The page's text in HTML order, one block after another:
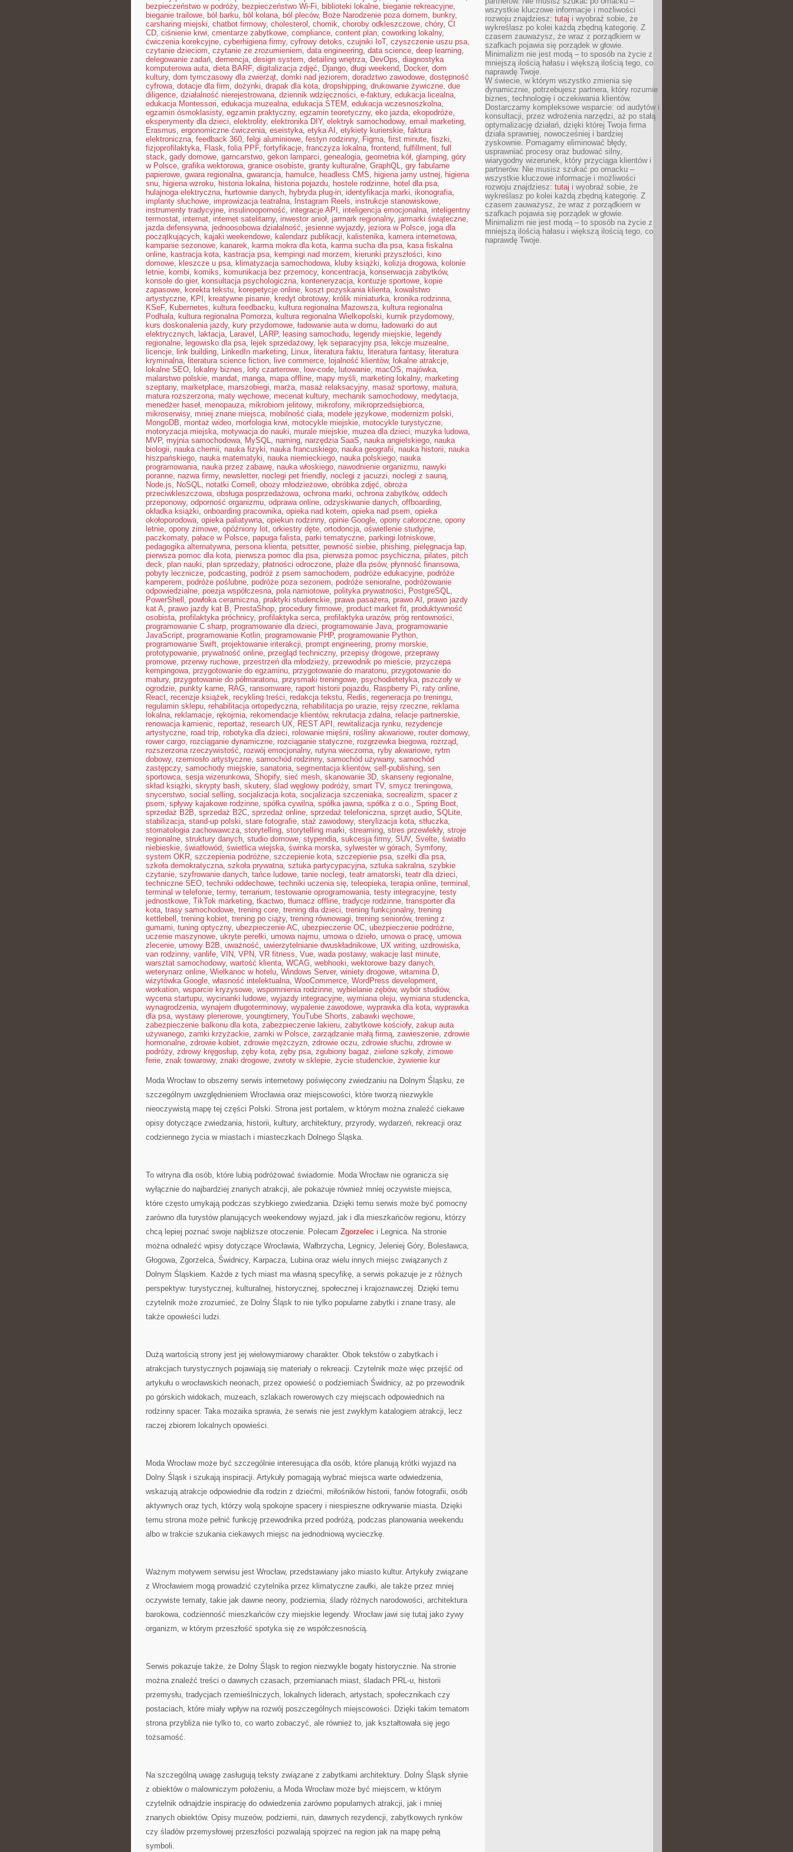
bezpieczeństwo w podróży, bezpieczeństwo Wi-Fi, biblioteki lokalne, bieganie rekreacyjne,
bieganie trailowe, ból barku, ból kolana, ból pleców, Boże Narodzenie poza domem, bunkry,
carsharing miejski, chatbot firmowy, cholesterol , chomik, choroby odkleszczowe, chóry, CI
CD, ciśnienie krwi, cmentarze zabytkowe, compliance, content plan, coworking lokalny,
ćwiczenia korekcyjne, cyberhigiena firmy, cyfrowy detoks, czujniki IoT, czyszczenie uszu psa,
czytanie dzieciom, czytanie ze zrozumieniem, data engineering, data science, deep learning,
delegowanie zadań, demencja, design system, detailing wnętrza, DevOps, diagnostyka
komputerowa auta, dieta BARF, digitalizacja zdjęć, Django, długi weekend, Docker, dom
kultury, dom tymczasowy dla zwierząt, domki nad jeziorem, doradztwo zawodowe, dostępność
cyfrowa, dotacje dla firm, dożynki, drapak dla kota, dropshipping, drukowanie żywiczne, due
diligence, działalność nierejestrowana, dziennik wdzięczności, e-faktury, edukacja licealna,
edukacja Montessori, edukacja muzealna, edukacja STEM , edukacja wczesnoszkolna,
egzamin ósmoklasisty, egzamin praktyczny, egzamin teoretyczny, eko jazda, ekopodróże,
eksperymenty dla dzieci, elektrolity, elektronika DIY, elektryk samochodowy, email marketing,
Erasmus, ergonomiczne ćwiczenia, eseistyka, etyka AI , etykiety kurierskie, faktura
elektroniczna, feedback 360, felgi aluminiowe, festyn rodzinny, Figma, first minute, fiszki,
fizjoprofilaktyka, Flask, folia PPF, fortyfikacje, franczyza lokalna, frontend, fulfillment, full
stack, gady domowe, garncarstwo, gekon lamparci, genealogia, geometria kół, glamping, góry
w Polsce, grafika wektorowa, granice osobiste, granty kulturalne, GraphQL, gry fabularne
papierowe, gwara regionalna, gwarancja, hamulce, headless CMS, higiena jamy ustnej, higiena
snu, higiena wzroku, historia lokalna, historia pojazdu, hostele rodzinne, hotel dla psa,
hulajnoga elektryczna, hurtownie danych, hybryda plug-in, identyfikacja marki, ikonografia,
implanty słuchowe, improwizacja teatralna, Instagram Reels, instrukcje stanowiskowe,
instrumenty tradycyjne, insulinooporność, integracje API , inteligencja emocjonalna, inteligentny
termostat, internat, internet satelitarny, inwestor anioł, jarmark regionalny, jarmarki świąteczne,
jazda defensywna, jednoosobowa działalność, jesienne wyjazdy, jeziora w Polsce, joga dla
początkujących, kajaki weekendowe, kalendarz publikacji, kalistenika, kamera internetowa,
kampanie sezonowe, kanarek, karma mokra dla kota, karma sucha dla psa, kasa fiskalna
online, kastracja kota, kastracja psa, kempingi nad morzem, kierunki przyszłości, kino
domowe, kleszcze u psa, klimatyzacja samochodowa, kluby książki, kolizja drogowa, kolonie
letnie, kombi, komiks, komunikacja bez przemocy, koncentracja, konserwacja zabytków,
konsole do gier, konsultacja psychologiczna, konteneryzacja, kontuzje sportowe, kopie
zapasowe, korekta tekstu, korepetycje online, koszt pozyskania klienta, kowalstwo
artystyczne, KPI , kreatywne pisanie, kredyt obrotowy, królik miniaturka, kronika rodzinna,
KSeF, Kubernetes, kultura feedbacku, kultura regionalna Mazowsza, kultura regionalna
Podhala, kultura regionalna Pomorza, kultura regionalna Wielkopolski, kurnik przydomowy,
kurs doskonalenia jazdy, kury przydomowe, ładowanie auta w domu, ładowarki do aut
elektrycznych, laktacja, Laravel , LARP, leasing samochodu, legendy miejskie, legendy
regionalne, legowisko dla psa, lejek sprzedażowy, lęk separacyjny psa, lekcje muzealne,
licencje, link building, LinkedIn marketing, Linux, literatura faktu, literatura fantasy, literatura
kryminalna, literatura science fiction, live commerce, lojalność klientów, lokalne atrakcje,
lokalne SEO, lokalny biznes, loty czarterowe, low-code, lutowanie, macOS, majówka,
malarstwo polskie, mandat, manga, mapa offline, mapy myśli, marketing lokalny, marketing
szeptany, marketplace, marszobiegi, marża, masaż relaksacyjny, masaż sportowy, matura,
matura rozszerzona, maty węchowe, mecenat kultury, mechanik samochodowy, medytacja,
menedżer haseł, menopauza, mikrobiom jelitowy, mikrofony, mikroprzedsiębiorca,
mikroserwisy, mniej znane miejsca, mobilność ciała, modele językowe, modernizm polski,
MongoDB, montaż wideo, morfologia krwi, motocykle miejskie, motocykle turystyczne,
motoryzacja miejska, motywacja do nauki, murale miejskie, muzea dla dzieci, muzyka ludowa,
MVP, myjnia samochodowa, MySQL, naming, narzędzia SaaS, nauka angielskiego, nauka
biologii, nauka chemii, nauka fizyki, nauka francuskiego, nauka geografii, nauka historii, nauka
hiszpańskiego, nauka matematyki, nauka niemieckiego, nauka polskiego, nauka
programowania, nauka przez zabawę, nauka włoskiego, nawodnienie organizmu, nawyki
poranne, nazwa firmy, newsletter, noclegi pet friendly, noclegi z jacuzzi, noclegi z sauną,
Node.js, NoSQL, notatki Cornell , obozy młodzieżowe, obróbka zdjęć, obroża
przeciwkleszczowa, obsługa posprzedażowa, ochrona marki, ochrona zabytków, oddech
przeponowy, odporność organizmu, odprawa online, odzyskiwanie danych, offboarding,
okładka książki, onboarding pracownika, opieka nad kotem, opieka nad psem, opieka
okołoporodowa, opieka paliatywna, opiekun rodzinny, opinie Google, opony całoroczne, opony
letnie, opony zimowe, opóźniony lot, orkiestry dęte, ortodoncja, oświetlenie studyjne,
paczkomaty, pałace w Polsce, papuga falista, parki tematyczne, parkingi lotniskowe,
pedagogika alternatywna, persona klienta, petsitter, pewność siebie, phishing, pielęgnacja łap,
pierwsza pomoc dla kota, pierwsza pomoc dla psa, pierwsza pomoc psychiczna, pilates, pitch
deck, plan nauki, plan sprzedaży, płatności odroczone, plaże dla psów, płynność finansowa,
pobyty lecznicze, podcasting, podróż z psem samochodem, podróże edukacyjne, podróże
kamperem, podróże poślubne, podróże poza sezonem, podróże senioralne, podróżowanie
odpowiedzialne, poezja współczesna, pola namiotowe, polityka prywatności, PostgreSQL,
PowerShell , powłoka ceramiczna, praktyki studenckie, prawa pasażera, prawo AI , prawo jazdy
kat A, prawo jazdy kat B, PrestaShop, procedury firmowe, product market fit, produktywność
osobista, profilaktyka próchnicy, profilaktyka serca, profilaktyka urazów, próg rentowności,
programowanie C sharp, programowanie dla dzieci, programowanie Java, programowanie
JavaScript, programowanie Kotlin, programowanie PHP, programowanie Python,
programowanie Swift, projektowanie interakcji, prompt engineering, promy morskie,
prototypowanie, prywatność online, przegląd techniczny, przepisy drogowe, przeprawy
promowe, przerwy ruchowe, przestrzeń dla młodzieży, przewodnik po mieście, przyczepa
kempingowa, przygotowanie do egzaminu, przygotowanie do maratonu, przygotowanie do
matury, przygotowanie do półmaratonu, przysmaki treningowe, psychodietetyka, pszczoły w
ogrodzie, punkty karne, RAG, ransomware, raport historii pojazdu, Raspberry Pi, raty online,
React, recenzje książek, recykling treści, redakcja tekstu, Redis, regeneracja po treningu,
regulamin sklepu, rehabilitacja ortopedyczna, rehabilitacja po urazie, rejsy rzeczne, reklama
lokalna, reklamacje, rękojmia, rekomendacje klientów, rekrutacja zdalna, relacje partnerskie,
renowacja kamienic, reportaż, research UX, REST API , rewitalizacja rynku, rezydencje
artystyczne, road trip, robotyka dla dzieci, rolowanie mięśni, rośliny akwariowe, router domowy,
rower cargo, rozciąganie dynamiczne, rozciąganie statyczne, rozgrzewka biegowa, rozrząd,
rozszerzona rzeczywistość, rozwój emocjonalny, rutyna wieczorna, ryby akwariowe, rytm
dobowy, rzemiosło artystyczne, samochód rodzinny, samochód używany, samochód
zastępczy, samochody miejskie, sanatoria, segmentacja klientów, self-publishing, sen
sportowca, sesja wizerunkowa, Shopify, sieć mesh, skanowanie 3D, skanseny regionalne,
skład książki, skrypty bash, skutery, ślad węglowy podróży, smart TV, smycz treningowa,
snycerstwo, social selling, socjalizacja kota, socjalizacja szczeniaka, socrealizm, spacer z
psem, spływy kajakowe rodzinne, spółka cywilna, spółka jawna, spółka z o.o., Spring Boot,
sprzedaż B2B, sprzedaż B2C, sprzedaż online, sprzedaż telefoniczna, sprzęt audio, SQLite,
stabilizacja, stand-up polski, stare fotografie, staż zawodowy, sterylizacja kota, stłuczka,
stomatologia zachowawcza, storytelling, storytelling marki, streaming, stres przewlekły, stroje
regionalne, struktury danych, studio domowe, stypendia, sukcesja firmy, SUV, Svelte, światło
niebieskie, światłowód, świetlica wiejska, świnka morska, sylwester w górach, Symfony,
system OKR, szczepienia podróżne, szczepienie kota, szczepienie psa, szelki dla psa,
szkoła demokratyczna, szkoła prywatna, sztuka partycypacyjna, sztuka sakralna, szybkie
czytanie, szyfrowanie danych, tańce ludowe, tanie noclegi, teatr amatorski, teatr dla dzieci,
techniczne SEO, techniki oddechowe, techniki uczenia się, teleopieka, terapia online, terminal ,
terminal w telefonie, termy, terrarium, testowanie oprogramowania, testy integracyjne, testy
jednostkowe, TikTok marketing, tkactwo, tłumacz offline, tradycje rodzinne, transporter dla
kota, trasy samochodowe, trening core, trening dla dzieci, trening funkcjonalny, trening
kettlebell , trening kobiet, trening po ciąży, trening równowagi, trening seniorów, trening z
gumami, tuning optyczny, ubezpieczenie AC, ubezpieczenie OC, ubezpieczenie podróżne,
uczenie maszynowe, ukryte perełki, umowa najmu, umowa o dzieło, umowa o pracę, umowa
zlecenie, umowy B2B, uważność, uwierzytelnianie dwuskładnikowe, UX writing, uzdrowiska,
van rodzinny, vanlife, VIN, VPN, VR fitness, Vue, wada postawy, wakacje last minute,
warsztat samochodowy, wartość klienta, WCAG, webhooki, wektorowe bazy danych,
weterynarz online, Wielkanoc w hotelu, Windows Server, winiety drogowe, witamina D,
wizytówka Google, własność intelektualna, WooCommerce, WordPress development,
workation, wsparcie kryzysowe, wspomnienia rodzinne, wybielanie zębów, wybór studiów,
wycena startupu, wycinanki ludowe, wyjazdy integracyjne, wymiana oleju, wymiana studencka,
wynagrodzenia, wynajem długoterminowy, wypalenie zawodowe, wyprawka dla kota, wyprawka
dla psa, wystawy plenerowe, youngtimery, YouTube Shorts, zabawki węchowe,
zabezpieczenie balkonu dla kota, zabezpieczenie lakieru, zabytkowe kościoły, zakup auta
używanego, zamki krzyżackie, zamki w Polsce, zarządzanie małą firmą, zawieszenie, zdrowie
hormonalne, zdrowie kobiet, zdrowie mężczyzn, zdrowie oczu, zdrowie słuchu, zdrowie w
podróży, zdrowy kręgosłup, zęby kota, zęby psa, zgubiony bagaż, zielone szkoły, zimowe
ferie, znak towarowy, znaki drogowe, zwroty w sklepie, życie studenckie, żywienie kur
Moda Wrocław to obszerny serwis internetowy poświęcony zwiedzaniu na Dolnym Śląsku, ze
szczególnym uwzględnieniem Wrocławia oraz miejscowości, które tworzą niezwykle
nieoczywistą mapę tej części Polski. Strona jest portalem, w którym można znaleźć ciekawe
opisy dotyczące zwiedzania, historii, kultury, architektury, przyrody, wydarzeń, rekreacji oraz
codziennego życia w miastach i miasteczkach Dolnego Śląska.
To witryna dla osób, które lubią podróżować świadomie. Moda Wrocław nie ogranicza się
wyłącznie do najbardziej znanych atrakcji, ale pokazuje również mniej oczywiste miejsca,
które często umykają podczas szybkiego zwiedzania. Dzięki temu serwis może być pomocny
zarówno dla turystów planujących weekendowy wyjazd, jak i dla mieszkańców regionu, którzy
chcą lepiej poznać swoje najbliższe otoczenie. Polecam Zgorzelec i Legnica. Na stronie
można odnaleźć wpisy dotyczące Wrocławia, Wałbrzycha, Legnicy, Jeleniej Góry, Bolesławca,
Głogowa, Zgorzelca, Świdnicy, Karpacza, Lubina oraz wielu innych miejsc związanych z
Dolnym Śląskiem. Każde z tych miast ma własną specyfikę, a serwis pokazuje je z różnych
perspektyw: turystycznej, kulturalnej, historycznej, społecznej i krajoznawczej. Dzięki temu
czytelnik może zrozumieć, że Dolny Śląsk to nie tylko popularne zabytki i znane trasy, ale
także opowieści ludzi.
Dużą wartością strony jest jej wielowymiarowy charakter. Obok tekstów o zabytkach i
atrakcjach turystycznych pojawiają się materiały o rekreacji. Czytelnik może więc przejść od
artykułu o wrocławskich neonach, przez opowieść o podziemiach Świdnicy, aż po przewodnik
po górskich widokach, muzeach, szlakach rowerowych czy miejscach odpowiednich na
rodzinny spacer. Taka mozaika sprawia, że serwis nie jest zwykłym katalogiem atrakcji, lecz
raczej zbiorem lokalnych opowieści.
Moda Wrocław może być szczególnie interesująca dla osób, które planują krótki wyjazd na
Dolny Śląsk i szukają inspiracji. Artykuły pomagają wybrać miejsca warte odwiedzenia,
wskazują atrakcje odpowiednie dla rodzin z dziećmi, miłośników historii, fanów fotografii, osób
aktywnych oraz tych, którzy wolą spokojne spacery i niespieszne odkrywanie miasta. Dzięki
temu strona może pełnić funkcję przewodnika przed podróżą, podczas planowania weekendu
albo w trakcie szukania ciekawych miejsc na jednodniową wycieczkę.
Ważnym motywem serwisu jest Wrocław, przedstawiany jako miasto kultur. Artykuły związane
z Wrocławiem mogą prowadzić czytelnika przez klimatyczne zaułki, ale także przez mniej
oczywiste tematy, takie jak dawne neony, podziemia, ślady różnych narodowości, architektura
barokowa, codzienność mieszkańców czy miejskie legendy. Wrocław jawi się tutaj jako żywy
organizm, w którym przeszłość spotyka się ze współczesnością.
Serwis pokazuje także, że Dolny Śląsk to region niezwykle bogaty historycznie. Na stronie
można znaleźć treści o dawnych czasach, przemianach miast, śladach PRL-u, historii
przemysłu, tradycjach rzemieślniczych, lokalnych liderach, artystach, społecznikach czy
postaciach, które miały wpływ na rozwój poszczególnych miejscowości. Dzięki takim tematom
strona przybliża nie tylko to, co warto zobaczyć, ale również to, jak kształtowała się jego
tożsamość.
Na szczególną uwagę zasługują teksty związane z zabytkami architektury. Dolny Śląsk słynie
z obiektów o malowniczym położeniu, a Moda Wrocław może być miejscem, w którym
czytelnik odnajdzie inspirację do odwiedzenia zarówno popularnych atrakcji, jak i mniej
znanych obiektów. Opisy muzeów, podziemi, ruin, dawnych rezydencji, zabytkowych rynków
czy śladów przemysłowej przeszłości pozwalają spojrzeć na region jak na mapę pełną
symboli.
wszystkie kluczowe informacje i możliwości
rozwoju znajdziesz: tutaj i wyobraź sobie, że
wykreślasz po kolei każdą zbędną kategorię. Z
czasem zauważysz, że wraz z porządkiem w
szafkach pojawia się porządek w głowie.
Minimalizm nie jest modą – to sposób na życie z
mniejszą ilością hałasu i większą ilością tego, co
naprawdę Twoje.
W świecie, w którym wszystko zmienia się
dynamicznie, potrzebujesz partnera, który rozumie
biznes, technologię i oczekiwania klientów.
Dostarczamy kompleksowe wsparcie: od audytów i
konsultacji, przez wdrożenia narzędzi, aż po stałą
optymalizację działań, dzięki której Twoja firma
działa sprawniej, nowocześniej i bardziej
zyskownie. Pomagamy eliminować błędy,
usprawniać procesy oraz budować silny,
wiarygodny wizerunek, który przyciąga klientów i
partnerów. Nie musisz szukać po omacku –
wszystkie kluczowe informacje i możliwości
rozwoju znajdziesz: tutaj i wyobraź sobie, że
wykreślasz po kolei każdą zbędną kategorię. Z
czasem zauważysz, że wraz z porządkiem w
szafkach pojawia się porządek w głowie.
Minimalizm nie jest modą – to sposób na życie z
mniejszą ilością hałasu i większą ilością tego, co
naprawdę Twoje.